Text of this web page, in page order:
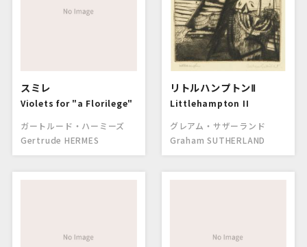
スミレ
Violets for "a Florilege"
ガートルード・ハーミーズ
Gertrude HERMES
リトルハンプトンⅡ
Littlehampton II
グレアム・サザーランド
Graham SUTHERLAND